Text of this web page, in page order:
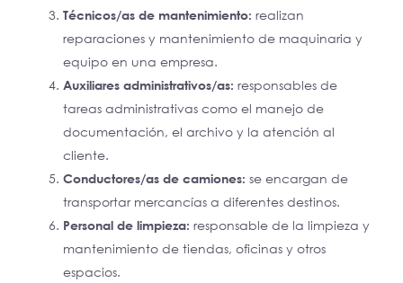
Técnicos/as de mantenimiento: realizan
reparaciones y mantenimiento de maquinaria y
equipo en una empresa.
Auxiliares administrativos/as: responsables de
tareas administrativas como el manejo de
documentación, el archivo y la atención al
cliente.
Conductores/as de camiones: se encargan de
transportar mercancías a diferentes destinos.
Personal de limpieza: responsable de la limpieza y
mantenimiento de tiendas, oficinas y otros
espacios.